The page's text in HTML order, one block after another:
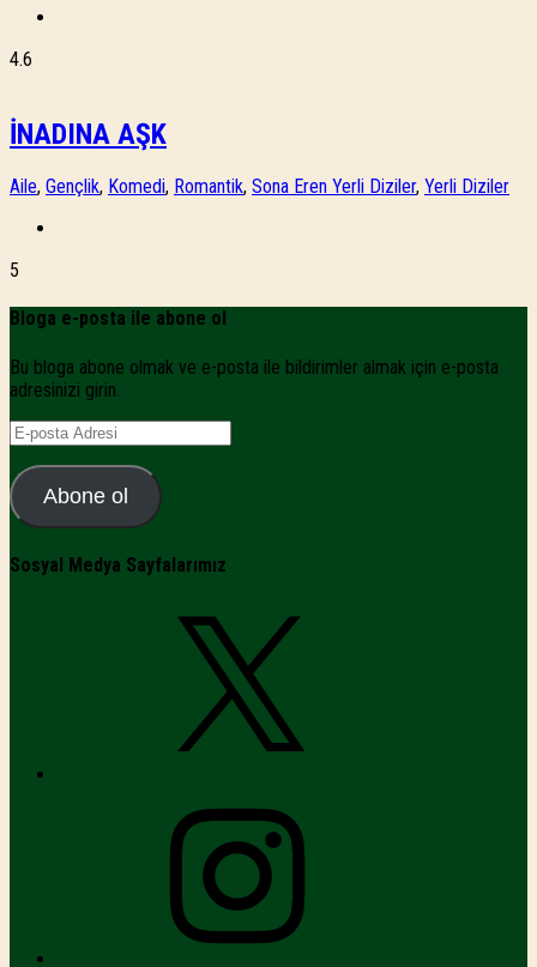
4.6
İNADINA AŞK
Aile, Gençlik, Komedi, Romantik, Sona Eren Yerli Diziler, Yerli Diziler
5
Bloga e-posta ile abone ol
Bu bloga abone olmak ve e-posta ile bildirimler almak için e-posta
adresinizi girin.
E-
posta
Adresi
Abone ol
Sosyal Medya Sayfalarımız